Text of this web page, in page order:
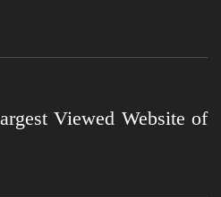
Viewed Website of